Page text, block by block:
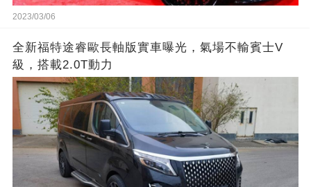
2023/03/06
全新福特途睿歐長軸版實車曝光，氣場不輸賓士V
級，搭載2.0T動力